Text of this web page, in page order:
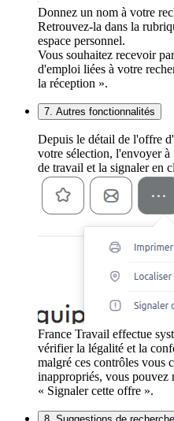
Donnez un nom à votre
Retrouvez-la dans la
espace personnel.
Vous souhaitez recevoir
d'emploi liées à votre
la réception ».
7. Autres fonctionnalités
Depuis le détail de l'offre
votre sélection, l'envoyer
de travail et la signaler en
France Travail effectue
vérifier la légalité et la
malgré ces contrôles vous
inappropriés, vous pouvez
« Signaler cette offre ».